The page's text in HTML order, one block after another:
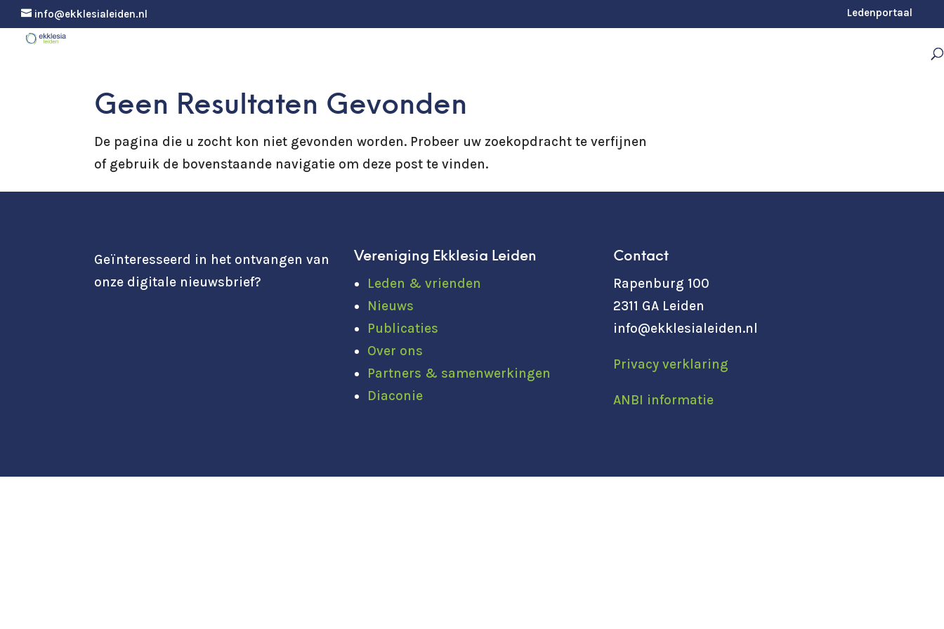
info@ekklesialeiden.nl Ledenportaal
Geen Resultaten Gevonden
De pagina die u zocht kon niet gevonden worden. Probeer uw zoekopdracht te verfijnen
of gebruik de bovenstaande navigatie om deze post te vinden.
Geïnteresseerd in het ontvangen van
onze digitale nieuwsbrief?
Vereniging Ekklesia Leiden
Leden & vrienden
Nieuws
Publicaties
Over ons
Partners & samenwerkingen
Diaconie
Contact
Rapenburg 100
2311 GA Leiden
info@ekklesialeiden.nl
Privacy verklaring
ANBI informatie